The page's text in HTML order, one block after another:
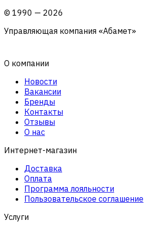
© 1990 — 2026
Управляющая компания «Абамет»
О компании
Новости
Вакансии
Бренды
Контакты
Отзывы
О нас
Интернет-магазин
Доставка
Оплата
Программа лояльности
Пользовательское соглашение
Услуги